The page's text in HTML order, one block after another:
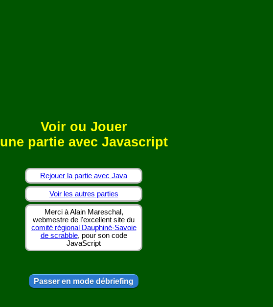
Voir ou Jouer
une partie avec Javascript
Rejouer la partie avec Java
Voir les autres parties
Merci à Alain Mareschal,
webmestre de l'excellent site du
comité régional Dauphiné-Savoie
de scrabble, pour son code
JavaScript
Passer en mode débriefing